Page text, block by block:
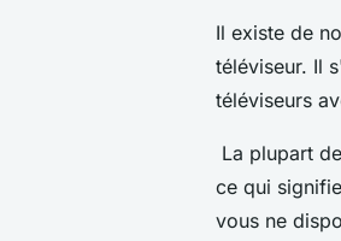
Il existe de
téléviseur. Il
téléviseurs
La plupart
ce qui
vous ne